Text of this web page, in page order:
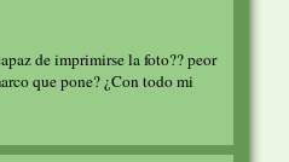
de imprimirse la foto?? peor
que pone? ¿Con todo mi